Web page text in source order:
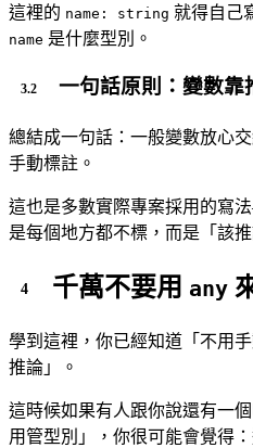
這裡的 name: string 就得自己
name 是什麼型別。
一句話原則：變數靠
總結成一句話：一般變數放心
手動標註。
這也是多數實際專案採用的寫
是每個地方都不標，而是「該
千萬不要用 any
學到這裡，你已經知道「不用
推論」。
這時候如果有人跟你說還有一個
用管型別」，你很可能會覺得